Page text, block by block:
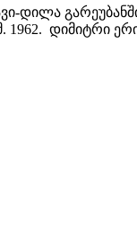
დილა
1962. დიმიტრი